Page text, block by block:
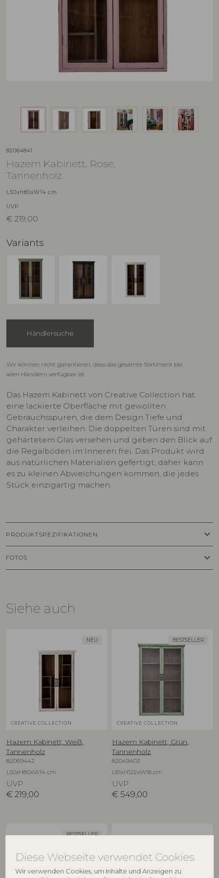
Diese Webseite verwendet Cookies
Wir verwenden Cookies, um Inhalte und Anzeigen zu
82064841
Hazem Kabinett, Rose,
Tannenholz
L50xH80xW14 cm
UVP
€ 219,00
Variants
Händlersuche
Wir können nicht garantieren, dass das gesamte Sortiment bei
allen Händlern verfügbar ist.
Das Hazem Kabinett von Creative Collection hat
eine lackierte Oberfläche mit gewollten
Gebrauchsspuren, die dem Design Tiefe und
Charakter verleihen. Die doppelten Türen sind mit
gehärtetem Glas versehen und geben den Blick auf
die Regalböden im Inneren frei. Das Produkt wird
aus natürlichen Materialien gefertigt, daher kann
es zu kleinen Abweichungen kommen, die jedes
Stück einzigartig machen.
PRODUKTSPEZIFIKATIONEN keyboard_arrow_down
FOTOS keyboard_arrow_down
Siehe auch
NEU
CREATIVE COLLECTION
Hazem Kabinett, Weiß,
Tannenholz
82069442
L50xH80xW14 cm
UVP
€ 219,00
BESTSELLER
CREATIVE COLLECTION
Hazem Kabinett, Grün,
Tannenholz
82049402
L81xH122xW18 cm
UVP
€ 549,00
BESTSELLER